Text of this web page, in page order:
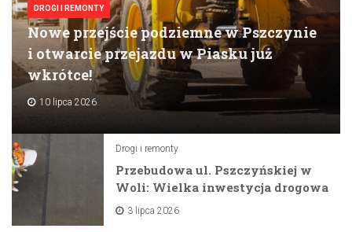
DROGI I REMONTY
Nowe przejście podziemne w Pszczynie
i otwarcie przejazdu w Piasku już
wkrótce!
10 lipca 2026
Drogi i remonty
Przebudowa ul. Pszczyńskiej w
Woli: Wielka inwestycja drogowa
na horyzoncie
3 lipca 2026